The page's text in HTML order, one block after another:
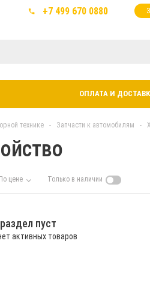
+7 499 670 0880
ОПЛАТА И
технике - Запчасти к автомобилям -
По цене Только в наличии
пуст
активных товаров